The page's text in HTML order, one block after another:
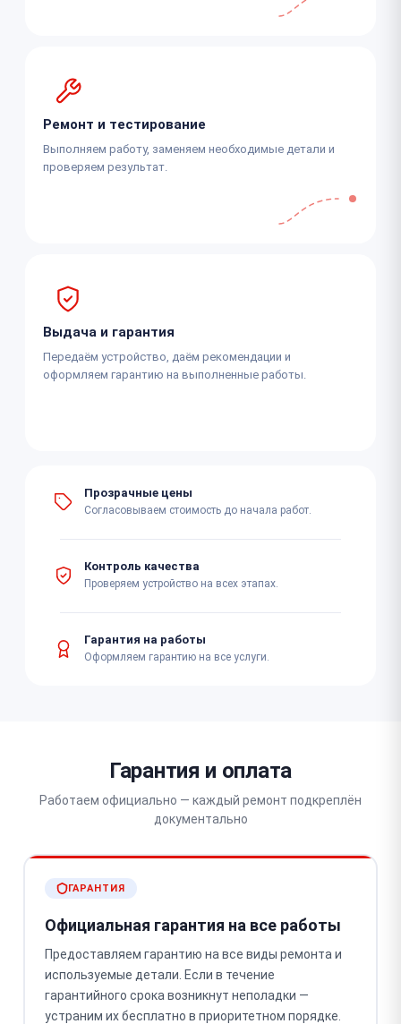
Ремонт и тестирование
Выполняем работу, заменяем необходимые детали и
проверяем результат.
Выдача и гарантия
Передаём устройство, даём рекомендации и
оформляем гарантию на выполненные работы.
Прозрачные цены
Согласовываем стоимость до начала работ.
Контроль качества
Проверяем устройство на всех этапах.
Гарантия на работы
Оформляем гарантию на все услуги.
Гарантия и оплата
Работаем официально — каждый ремонт подкреплён
документально
ГАРАНТИЯ
Официальная гарантия на все работы
Предоставляем гарантию на все виды ремонта и
используемые детали. Если в течение
гарантийного срока возникнут неполадки —
устраним их бесплатно в приоритетном порядке.